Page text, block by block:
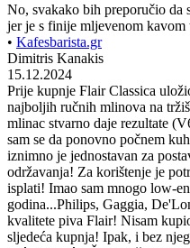
No, svakako bih preporučio da
jer je s finije mljevenom
• Kafesbarista.gr
Dimitris Kanakis
15.12.2024
Prije kupnje Flair Classica
najboljih ručnih mlinova na
mlinac stvarno daje rezultate
sam se da ponovno počnem
iznimno je jednostavan za
održavanja! Za korištenje je
isplati! Imao sam mnogo low-
godina...Philips, Gaggia,
kvalitete piva Flair! Nisam
sljedeća kupnja! Ipak, i bez